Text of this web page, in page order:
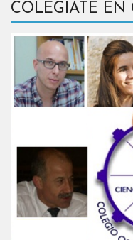
COLÉGIATE EN